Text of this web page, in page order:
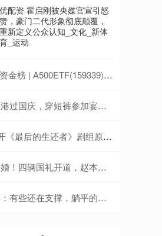
优配资 霍启刚被央媒官宣引怒
赞，豪门二代形象彻底颠覆，
重新定义公众认知_文化_新体
育_运动
：净流出1.64亿元，居可比基金前三-20250711
裤参加宴会身材苗条，小9岁丈夫好健硕
的生还者》剧组原因：为了做游戏
国礼开道，赵本山女儿送上贺礼
支撑，躺平的却早已过上了好日子